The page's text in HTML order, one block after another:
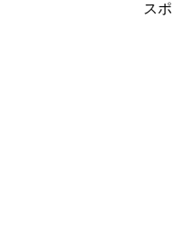
ス